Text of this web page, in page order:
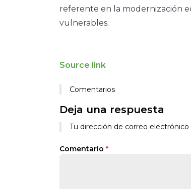
referente en la modernización
vulnerables.
Source link
Comentarios
Deja una respuesta
Tu dirección de correo electrónico
Comentario *